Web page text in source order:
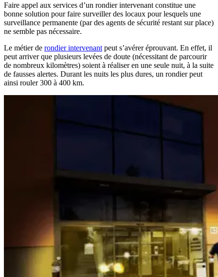
Faire appel aux services d’un rondier intervenant constitue une
bonne solution pour faire surveiller des locaux pour lesquels une
surveillance permanente (par des agents de sécurité restant sur place)
ne semble pas nécessaire.
Le métier de rondier intervenant peut s’avérer éprouvant. En effet, il
peut arriver que plusieurs levées de doute (nécessitant de parcourir
de nombreux kilomètres) soient à réaliser en une seule nuit, à la suite
de fausses alertes. Durant les nuits les plus dures, un rondier peut
ainsi rouler 300 à 400 km.